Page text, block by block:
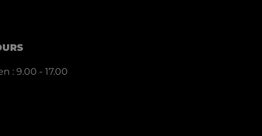
: 9.00 - 17.00